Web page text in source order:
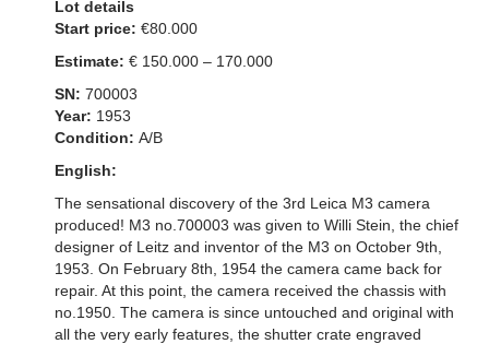
Lot details
Start price: €80.000
Estimate: € 150.000 – 170.000
SN: 700003
Year: 1953
Condition: A/B
English:
The sensational discovery of the 3rd Leica M3 camera
produced! M3 no.700003 was given to Willi Stein, the chief
designer of Leitz and inventor of the M3 on October 9th,
1953. On February 8th, 1954 the camera came back for
repair. At this point, the camera received the chassis with
no.1950. The camera is since untouched and original with
all the very early features, the shutter crate engraved